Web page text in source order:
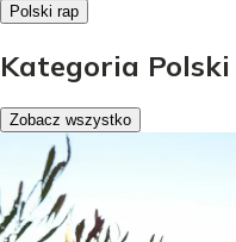
Polski rap
Kategoria
Zobacz wszystko